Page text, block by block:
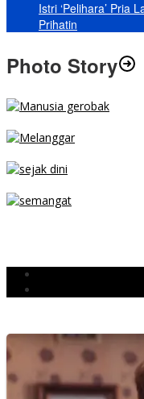
Istri ‘Pelihara’ Pria
Prihatin
Photo Story